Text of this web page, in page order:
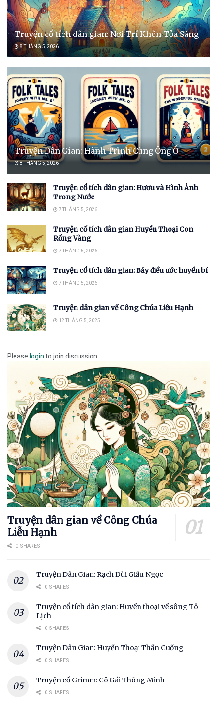
Truyện cổ tích dân gian: Nơi Trí Khôn Tỏa Sáng
8 THÁNG 5, 2026
Truyện Dân Gian: Hành Trình Cùng Ông Ồ
8 THÁNG 5, 2026
Truyện cổ tích dân gian: Hươu và Hình Ảnh
Trong Nước
7 THÁNG 5, 2026
Truyện cổ tích dân gian Huyền Thoại Con
Rồng Vàng
7 THÁNG 5, 2026
Truyện cổ tích dân gian: Bảy điều ước huyền bí
7 THÁNG 5, 2026
Truyện dân gian về Công Chúa Liễu Hạnh
12 THÁNG 5, 2025
Please login to join discussion
Truyện dân gian về Công Chúa
Liễu Hạnh
0 SHARES
Truyện Dân Gian: Rạch Đùi Giấu Ngọc
0 SHARES
Truyện cổ tích dân gian: Huyền thoại về sông Tô
Lịch
0 SHARES
Truyện Dân Gian: Huyền Thoại Thần Cuống
0 SHARES
Truyện cổ Grimm: Cô Gái Thông Minh
0 SHARES